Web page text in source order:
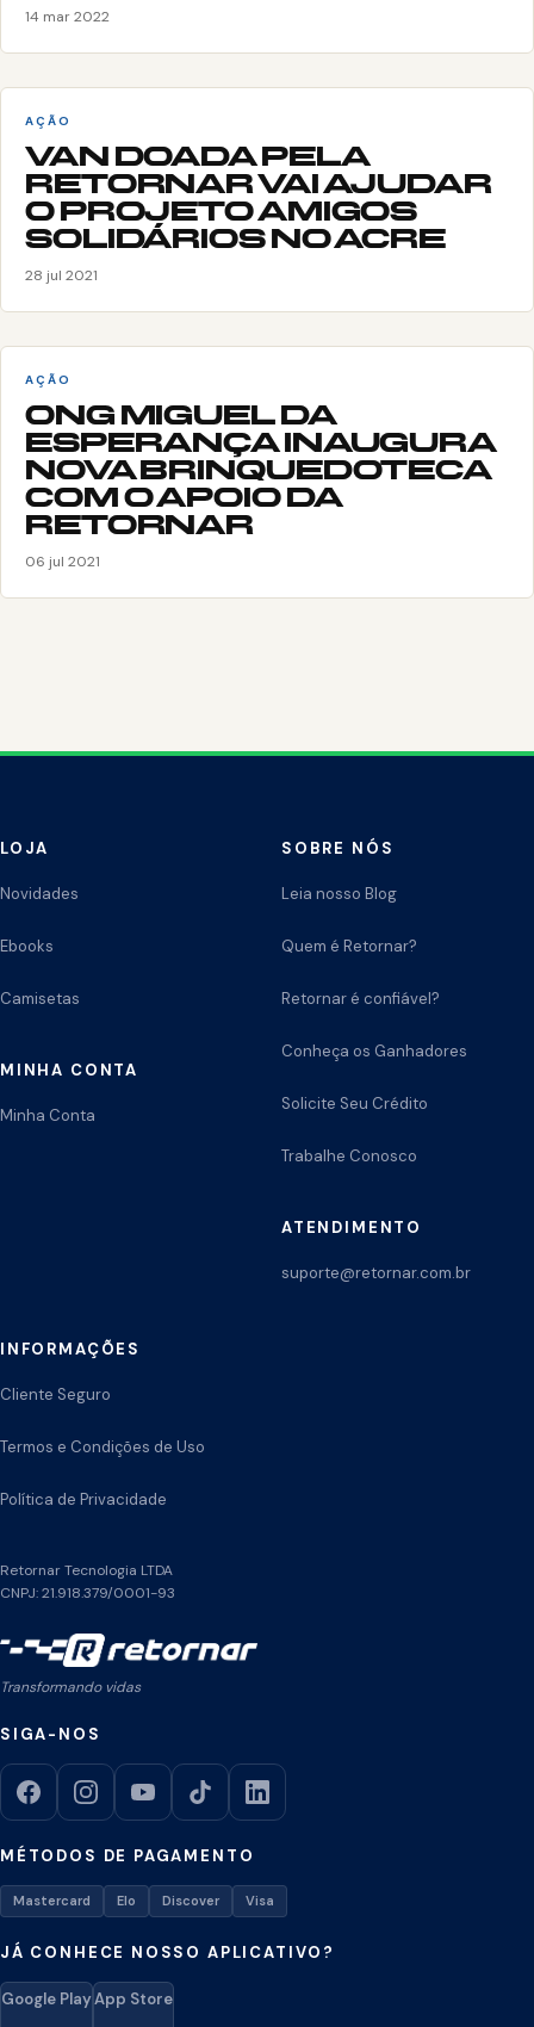
14 mar 2022
AÇÃO
VAN DOADA PELA
RETORNAR VAI AJUDAR
O PROJETO AMIGOS
SOLIDÁRIOS NO ACRE
28 jul 2021
AÇÃO
ONG MIGUEL DA
ESPERANÇA INAUGURA
NOVA BRINQUEDOTECA
COM O APOIO DA
RETORNAR
06 jul 2021
LOJA
Novidades
Ebooks
Camisetas
MINHA CONTA
Minha Conta
SOBRE NÓS
Leia nosso Blog
Quem é Retornar?
Retornar é confiável?
Conheça os Ganhadores
Solicite Seu Crédito
Trabalhe Conosco
ATENDIMENTO
suporte@retornar.com.br
INFORMAÇÕES
Cliente Seguro
Termos e Condições de Uso
Política de Privacidade
Retornar Tecnologia LTDA
CNPJ: 21.918.379/0001-93
Transformando vidas
SIGA-NOS
MÉTODOS DE PAGAMENTO
Mastercard Elo Discover Visa
JÁ CONHECE NOSSO APLICATIVO?
Google PlayApp Store